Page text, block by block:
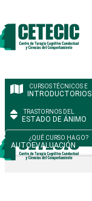
INTRODUCTORIOS
ESTADO DE ÁNIMO
AUTOEVALUACIÓN